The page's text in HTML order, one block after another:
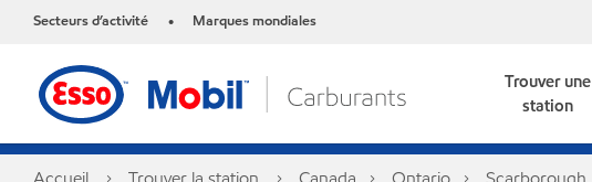
Secteurs d’activité • Marques mondiales
Trouver une
station